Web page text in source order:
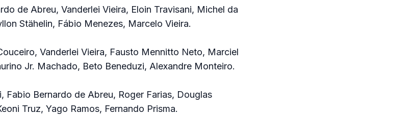
de Abreu, Vanderlei Vieira, Eloin Travisani, Michel da
Stähelin, Fábio Menezes, Marcelo Vieira.
Vanderlei Vieira, Fausto Mennitto Neto, Marciel
Jr. Machado, Beto Beneduzi, Alexandre Monteiro.
Fabio Bernardo de Abreu, Roger Farias, Douglas
Truz, Yago Ramos, Fernando Prisma.